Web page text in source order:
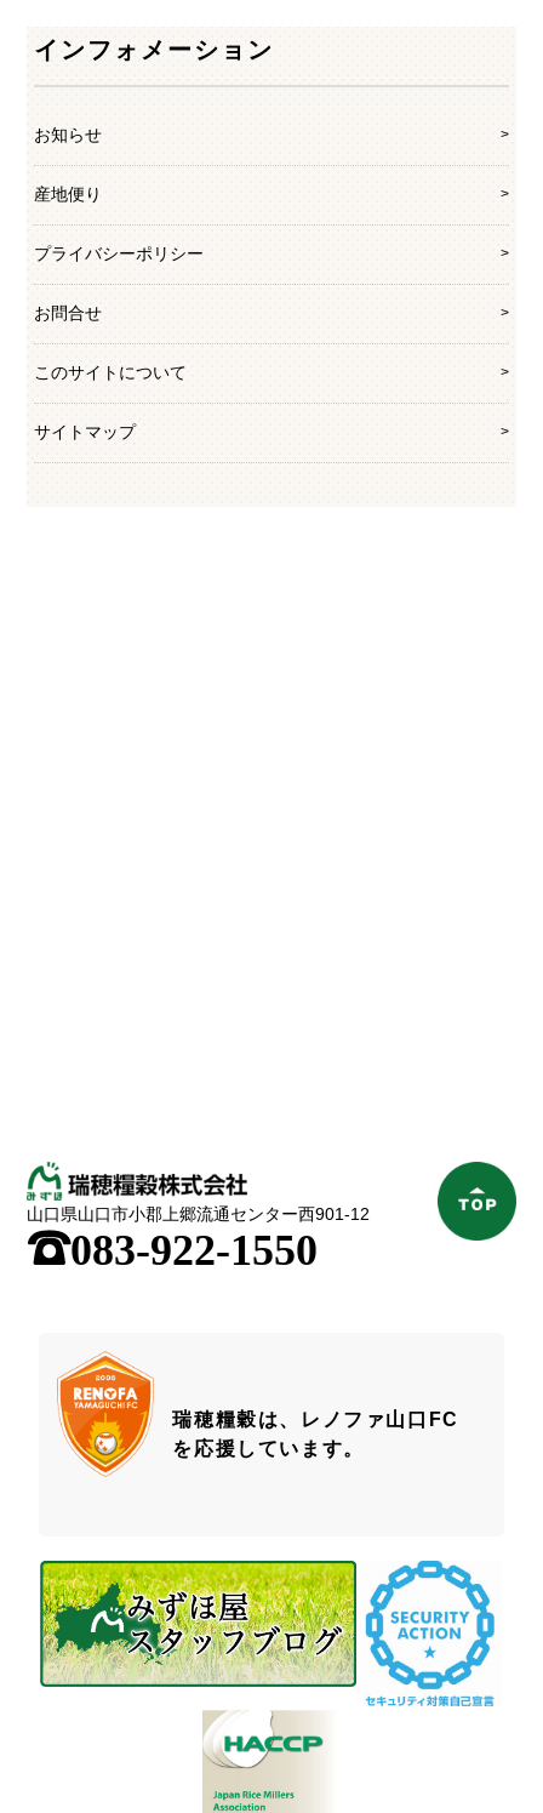
インフォメーション
お知らせ
産地便り
プライバシーポリシー
お問合せ
このサイトについて
サイトマップ
山口県山口市小郡上郷流通センター西901-12
;083-922-1550
瑞穂糧穀は、レノファ山口FC
を応援しています。